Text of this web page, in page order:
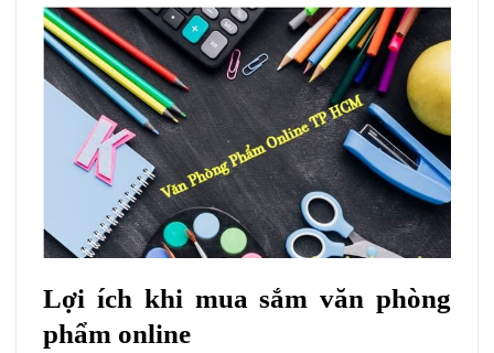
Lợi ích khi mua sắm văn phòng
phẩm online